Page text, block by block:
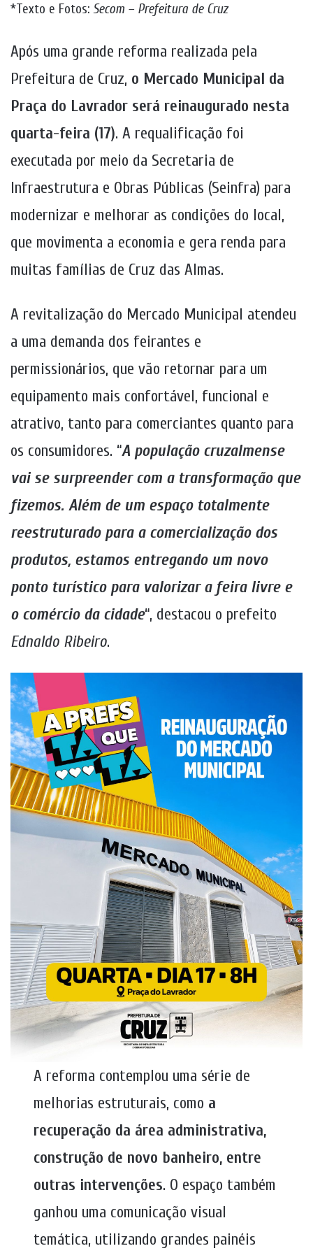
*Texto e Fotos: Secom – Prefeitura de Cruz
Após uma grande reforma realizada pela
Prefeitura de Cruz, o Mercado Municipal da
Praça do Lavrador será reinaugurado nesta
quarta-feira (17). A requalificação foi
executada por meio da Secretaria de
Infraestrutura e Obras Públicas (Seinfra) para
modernizar e melhorar as condições do local,
que movimenta a economia e gera renda para
muitas famílias de Cruz das Almas.
A revitalização do Mercado Municipal atendeu
a uma demanda dos feirantes e
permissionários, que vão retornar para um
equipamento mais confortável, funcional e
atrativo, tanto para comerciantes quanto para
os consumidores. “A população cruzalmense
vai se surpreender com a transformação que
fizemos. Além de um espaço totalmente
reestruturado para a comercialização dos
produtos, estamos entregando um novo
ponto turístico para valorizar a feira livre e
o comércio da cidade“, destacou o prefeito
Ednaldo Ribeiro.
A reforma contemplou uma série de
melhorias estruturais, como a
recuperação da área administrativa,
construção de novo banheiro, entre
outras intervenções. O espaço também
ganhou uma comunicação visual
temática, utilizando grandes painéis